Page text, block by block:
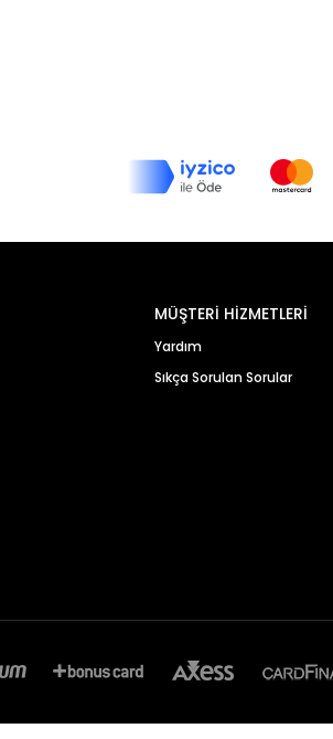
MÜŞTERİ HİZMETLERİ
Yardım
Sıkça Sorulan Sorular